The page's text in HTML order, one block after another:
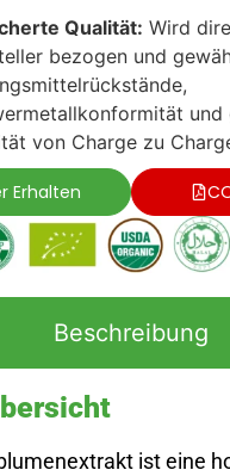
Qualität: Wird
bezogen und
und
von Charge zu
Erhalten
Beschreibung
ist eine